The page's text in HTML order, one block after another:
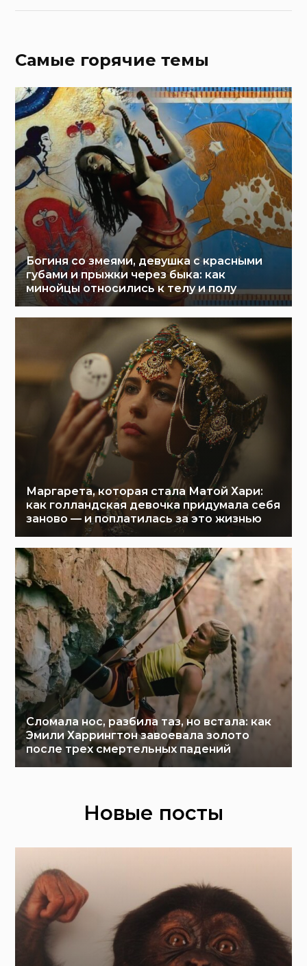
Самые горячие темы
Богиня со змеями, девушка с красными
губами и прыжки через быка: как
минойцы относились к телу и полу
Маргарета, которая стала Матой Хари:
как голландская девочка придумала себя
заново — и поплатилась за это жизнью
Сломала нос, разбила таз, но встала: как
Эмили Харрингтон завоевала золото
после трех смертельных падений
Новые посты